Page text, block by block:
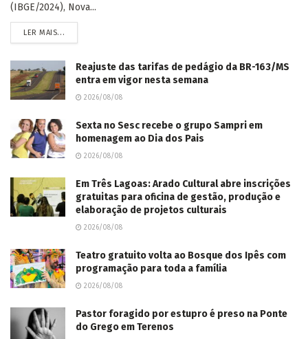
(IBGE/2024), Nova...
LER MAIS...
Reajuste das tarifas de pedágio da BR-163/MS
entra em vigor nesta semana
2026/08/08
Sexta no Sesc recebe o grupo Sampri em
homenagem ao Dia dos Pais
2026/08/08
Em Três Lagoas: Arado Cultural abre inscrições
gratuitas para oficina de gestão, produção e
elaboração de projetos culturais
2026/08/08
Teatro gratuito volta ao Bosque dos Ipês com
programação para toda a família
2026/08/08
Pastor foragido por estupro é preso na Ponte
do Grego em Terenos